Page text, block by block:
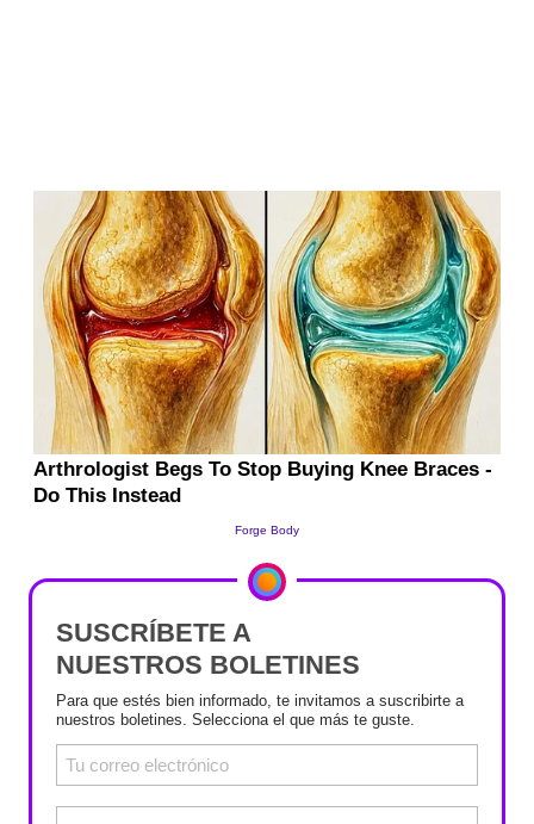
SUSCRÍBETE A
NUESTROS BOLETINES
Para que estés bien informado, te invitamos a suscribirte a
nuestros boletines. Selecciona el que más te guste.